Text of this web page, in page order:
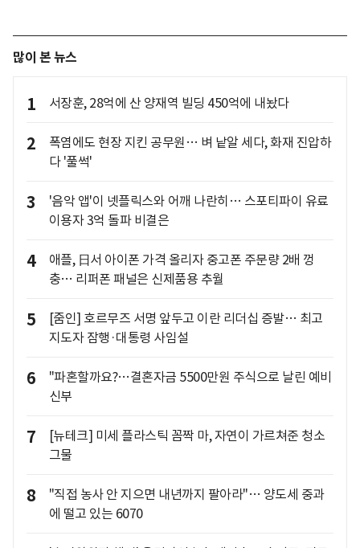
많이 본 뉴스
1 서장훈, 28억에 산 양재역 빌딩 450억에 내놨다
2
폭염에도 현장 지킨 공무원… 벼 낱알 세다, 화재 진압하
다 '풀썩'
3
'음악 앱'이 넷플릭스와 어깨 나란히… 스포티파이 유료
이용자 3억 돌파 비결은
4
애플, 日서 아이폰 가격 올리자 중고폰 주문량 2배 껑
충… 리퍼폰 패널은 신제품용 추월
5
[줌인] 호르무즈 서명 앞두고 이란 리더십 증발… 최고
지도자 잠행·대통령 사임설
6
"파혼할까요?…결혼자금 5500만원 주식으로 날린 예비
신부
7
[뉴테크] 미세 플라스틱 꼼짝 마, 자연이 가르쳐준 청소
그물
8
"직접 농사 안 지으면 내년까지 팔아라"… 양도세 중과
에 떨고 있는 6070